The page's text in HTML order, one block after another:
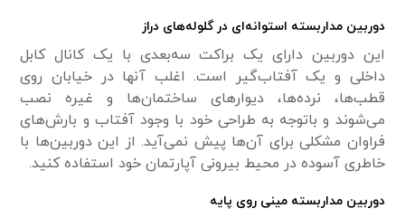
دوربین مداربسته استوانه‌ای در گلوله‌های دراز
این دوربین دارای یک براکت سه‌بعدی با یک کانال کابل
داخلی و یک آفتاب‌گیر است. اغلب آنها در خیابان روی
قطب‌ها، نرده‌ها، دیوارهای ساختمان‌ها و غیره نصب
می‌شوند و باتوجه به طراحی خود با وجود آفتاب و بارش‌های
فراوان مشکلی برای آن‌ها پیش نمی‌آید. از این دوربین‌ها با
خاطری آسوده در محیط بیرونی آپارتمان خود استفاده کنید.
دوربین مداربسته مینی روی پایه